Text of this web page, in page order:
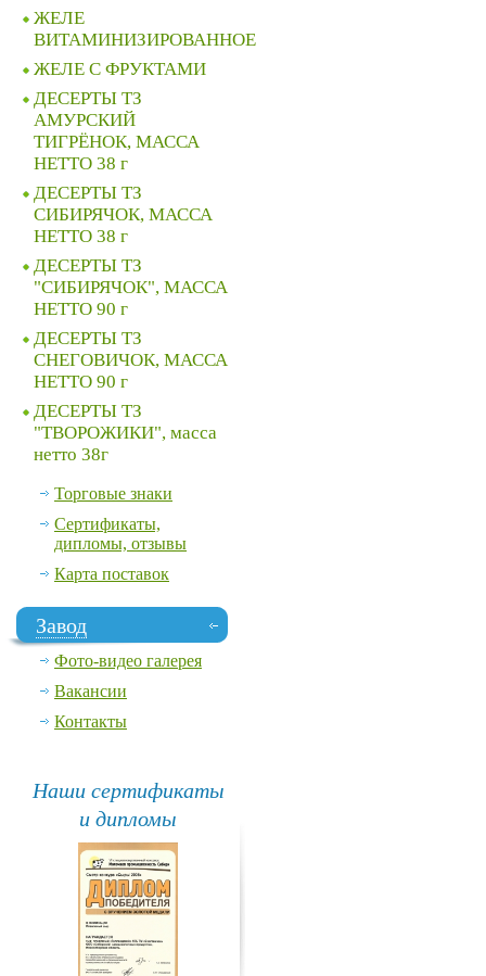
ЖЕЛЕ
ВИТАМИНИЗИРОВАННОЕ
ЖЕЛЕ C ФРУКТАМИ
ДЕСЕРТЫ ТЗ
АМУРСКИЙ
ТИГРЁНОК, МАССА
НЕТТО 38 г
ДЕСЕРТЫ ТЗ
СИБИРЯЧОК, МАССА
НЕТТО 38 г
ДЕСЕРТЫ ТЗ
"СИБИРЯЧОК", МАССА
НЕТТО 90 г
ДЕСЕРТЫ ТЗ
СНЕГОВИЧОК, МАССА
НЕТТО 90 г
ДЕСЕРТЫ ТЗ
"ТВОРОЖИКИ", масса
нетто 38г
Торговые знаки
Сертификаты,
дипломы, отзывы
Карта поставок
Завод
Фото-видео галерея
Вакансии
Контакты
Наши сертификаты
и дипломы